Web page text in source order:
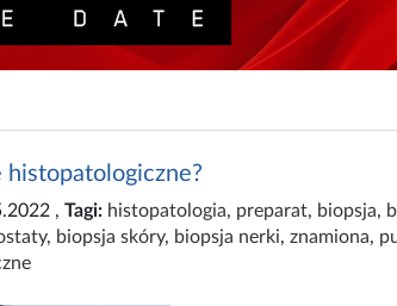
histopatologiczne?
, Tagi: histopatologia, preparat, biopsja,
, biopsja skóry, biopsja nerki, znamiona,